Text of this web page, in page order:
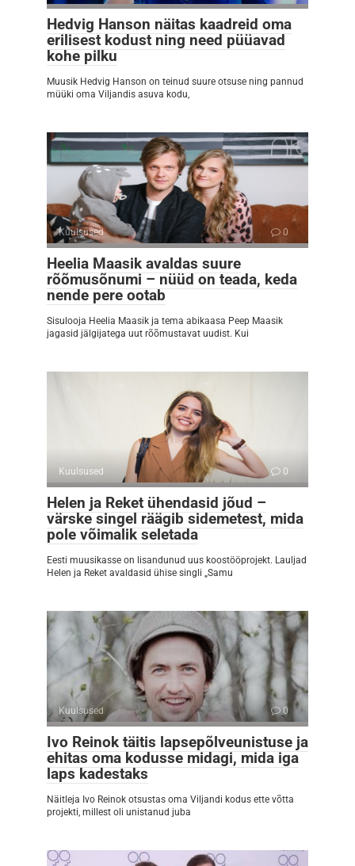
Hedvig Hanson näitas kaadreid oma
erilisest kodust ning need püüavad
kohe pilku
Muusik Hedvig Hanson on teinud suure otsuse ning pannud
müüki oma Viljandis asuva kodu,
Kuulsused 0
Heelia Maasik avaldas suure
rõõmusõnumi – nüüd on teada, keda
nende pere ootab
Sisulooja Heelia Maasik ja tema abikaasa Peep Maasik
jagasid jälgijatega uut rõõmustavat uudist. Kui
Kuulsused 0
Helen ja Reket ühendasid jõud –
värske singel räägib sidemetest, mida
pole võimalik seletada
Eesti muusikasse on lisandunud uus koostööprojekt. Lauljad
Helen ja Reket avaldasid ühise singli „Samu
Kuulsused 0
Ivo Reinok täitis lapsepõlveunistuse ja
ehitas oma kodusse midagi, mida iga
laps kadestaks
Näitleja Ivo Reinok otsustas oma Viljandi kodus ette võtta
projekti, millest oli unistanud juba